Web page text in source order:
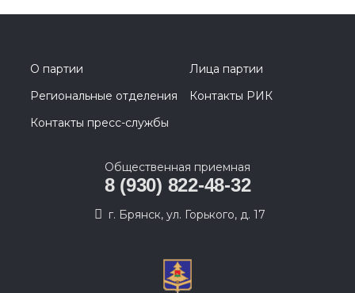
О партии
Лица партии
Региональные отделения
Контакты РИК
Контакты пресс-службы
Общественная приемная
8 (930) 822-48-32
г. Брянск, ул. Горького, д. 17